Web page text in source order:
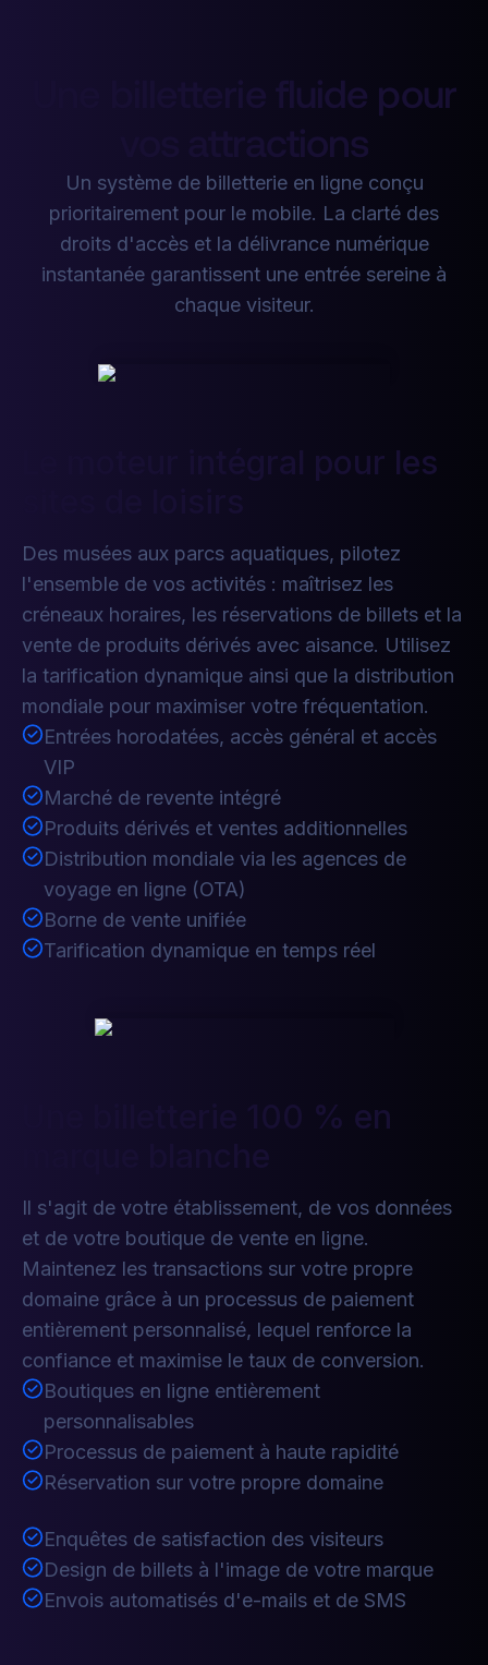
Une billetterie fluide pour
vos attractions
Un système de billetterie en ligne conçu
prioritairement pour le mobile. La clarté des
droits d'accès et la délivrance numérique
instantanée garantissent une entrée sereine à
chaque visiteur.
Le moteur intégral pour les
Des musées aux parcs aquatiques, pilotez
l'ensemble de vos activités : maîtrisez les
créneaux horaires, les réservations de billets et la
vente de produits dérivés avec aisance. Utilisez
la tarification dynamique ainsi que la distribution
mondiale pour maximiser votre fréquentation.
Entrées horodatées, accès général et accès
VIP
Marché de revente intégré
Produits dérivés et ventes additionnelles
Distribution mondiale via les agences de
voyage en ligne (OTA)
Borne de vente unifiée
Tarification dynamique en temps réel
Une billetterie 100 % en
Il s'agit de votre établissement, de vos données
et de votre boutique de vente en ligne.
Maintenez les transactions sur votre propre
domaine grâce à un processus de paiement
entièrement personnalisé, lequel renforce la
confiance et maximise le taux de conversion.
Boutiques en ligne entièrement
personnalisables
Processus de paiement à haute rapidité
Réservation sur votre propre domaine
Enquêtes de satisfaction des visiteurs
Design de billets à l'image de votre marque
Envois automatisés d'e-mails et de SMS